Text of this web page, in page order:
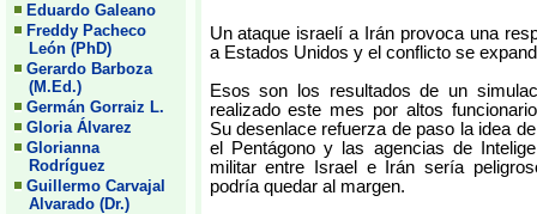
Eduardo Galeano
Freddy Pacheco
León (PhD)
Gerardo Barboza
(M.Ed.)
Germán Gorraiz L.
Gloria Álvarez
Glorianna
Rodríguez
Guillermo Carvajal
Alvarado (Dr.)
Un ataque israelí a Irán provoca una
a Estados Unidos y el conflicto se
Esos son los resultados de un
realizado este mes por altos
Su desenlace refuerza de paso la idea
el Pentágono y las agencias de
militar entre Israel e Irán sería
podría quedar al margen.